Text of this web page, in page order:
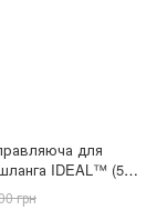
для
IDEAL™ (52-
грн